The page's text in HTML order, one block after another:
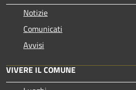
Notizie
Comunicati
Avvisi
VIVERE IL COMUNE